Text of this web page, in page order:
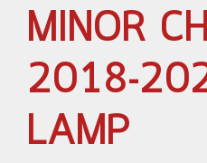
MINOR
2018-
LAMP